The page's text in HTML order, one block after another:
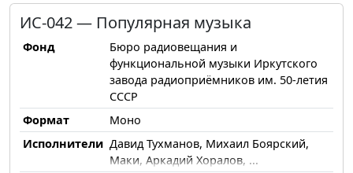
ИС-042 — Популярная музыка
Фонд
Бюро радиовещания и
функциональной музыки Иркутского
завода радиоприёмников им. 50-летия
СССР
Формат
Моно
Исполнители Давид Тухманов, Михаил Боярский,
Маки, Аркадий Хоралов, ...